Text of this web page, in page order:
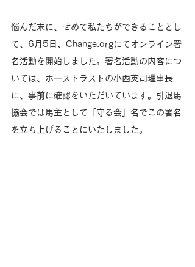
悩んだ末に、せめて私たちができることとし
て、6月5日、Change.orgにてオンライン署
名活動を開始しました。署名活動の内容につ
いては、ホーストラストの小西英司理事長
に、事前に確認をいただいています。引退馬
協会では馬主として「守る会」名でこの署名
を立ち上げることにいたしました。